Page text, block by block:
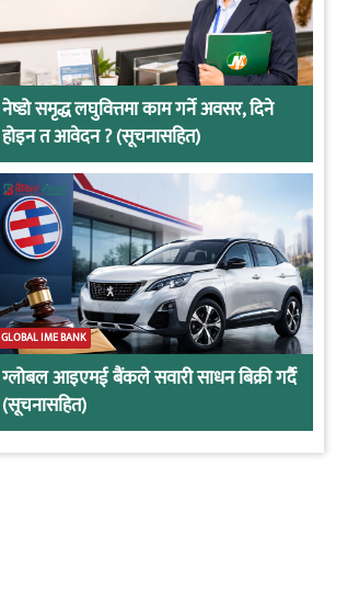
नेष्डो समृद्ध लघुवित्तमा काम गर्ने अवसर, दिने
होइन त आवेदन ? (सूचनासहित)
GLOBAL IME BANK
ग्लोबल आइएमई बैंकले सवारी साधन बिक्री गर्दै
(सूचनासहित)